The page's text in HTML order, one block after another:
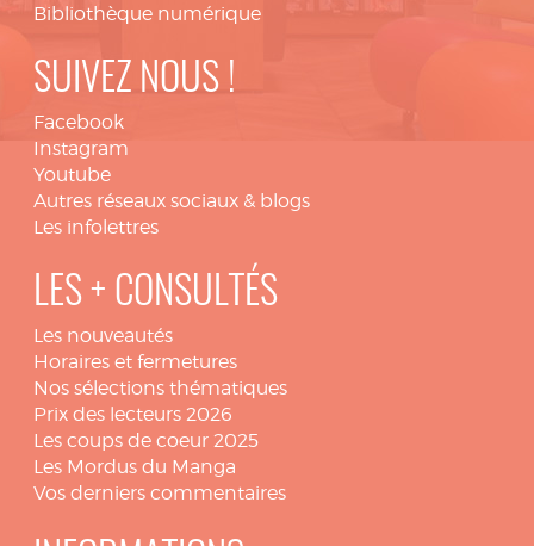
Bibliothèque numérique
SUIVEZ NOUS !
Facebook
Instagram
Youtube
Autres réseaux sociaux & blogs
Les infolettres
LES + CONSULTÉS
Les nouveautés
Horaires et fermetures
Nos sélections thématiques
Prix des lecteurs 2026
Les coups de coeur 2025
Les Mordus du Manga
Vos derniers commentaires